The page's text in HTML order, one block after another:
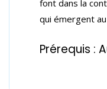
font dans la
qui émergent
Prérequis :